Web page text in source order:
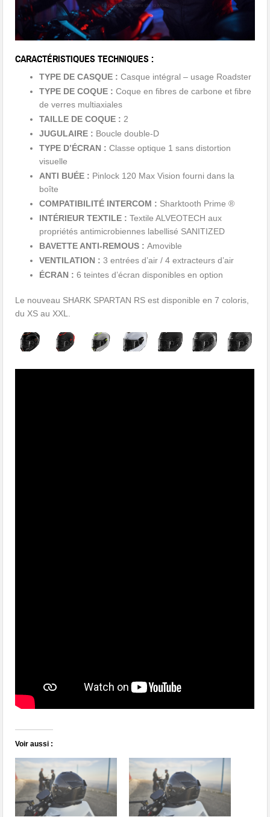
CARACTÉRISTIQUES TECHNIQUES :
TYPE DE CASQUE :Casque intégral – usage Roadster
TYPE DE COQUE :Coque en fibres de carbone et fibre
de verres multiaxiales
TAILLE DE COQUE : 2
JUGULAIRE : Boucle double-D
TYPE D’ÉCRAN :Classe optique 1 sans distortion
visuelle
ANTI BUÉE : Pinlock 120 Max Vision fourni dans la
boîte
COMPATIBILITÉ INTERCOM : Sharktooth Prime ®
INTÉRIEUR TEXTILE :Textile ALVEOTECH aux
propriétés antimicrobiennes labellisé SANITIZED
BAVETTE ANTI-REMOUS :Amovible
VENTILATION :3 entrées d’air / 4 extracteurs d’air
ÉCRAN : 6 teintes d’écran disponibles en option
Le nouveau SHARK SPARTAN RS est disponible en 7 coloris,
du XS au XXL.
Voir aussi :